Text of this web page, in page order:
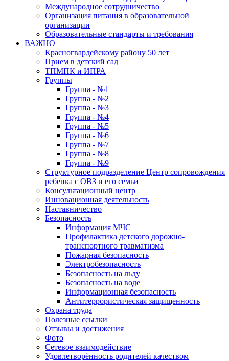
Международное сотрудничество
Организация питания в образовательной
организации
Образовательные стандарты и требования
ВАЖНО
Красногвардейскому району 50 лет
Прием в детский сад
ТПМПК и ИПРА
Группы
Группа - №1
Группа - №2
Группа - №3
Группа - №4
Группа - №5
Группа - №6
Группа - №7
Группа - №8
Группа - №9
Структурное подразделение Центр сопровождения
ребенка с ОВЗ и его семьи
Консультационный центр
Инновационная деятельность
Наставничество
Безопасность
Информация МЧС
Профилактика детского дорожно-
транспортного травматизма
Пожарная безопасность
Электробезопасность
Безопасность на льду
Безопасность на воде
Информационная безопасность
Антитеррористическая защищенность
Охрана труда
Полезные ссылки
Отзывы и достижения
Фото
Сетевое взаимодействие
Удовлетворённость родителей качеством